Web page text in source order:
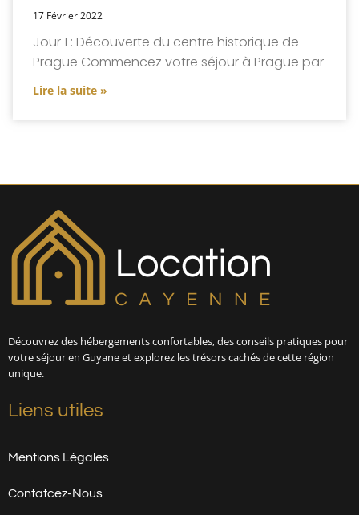
17 Février 2022
Jour 1 : Découverte du centre historique de
Prague Commencez votre séjour à Prague par
Lire la suite »
Découvrez des hébergements confortables, des conseils pratiques pour
votre séjour en Guyane et explorez les trésors cachés de cette région
unique.
Liens utiles
Mentions Légales
Contatcez-Nous